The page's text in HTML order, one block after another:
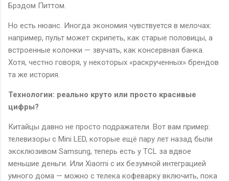
Брэдом Питтом.
Но есть нюанс. Иногда экономия чувствуется в мелочах:
например, пульт может скрипеть, как старые половицы, а
встроенные колонки — звучать, как консервная банка.
Хотя, честно говоря, у некоторых «раскрученных» брендов
та же история.
Технологии: реально круто или просто красивые
цифры?
Китайцы давно не просто подражатели. Вот вам пример:
телевизоры с Mini LED, которые ещё пару лет назад были
эксклюзивом Samsung, теперь есть у TCL за вдвое
меньшие деньги. Или Xiaomi с их безумной интеграцией
умного дома — можно с телека кофеварку включить, пока